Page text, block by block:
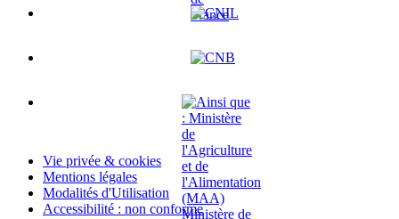
Vie privée & cookies
Mentions légales
Modalités d'Utilisation
Accessibilité : non conforme